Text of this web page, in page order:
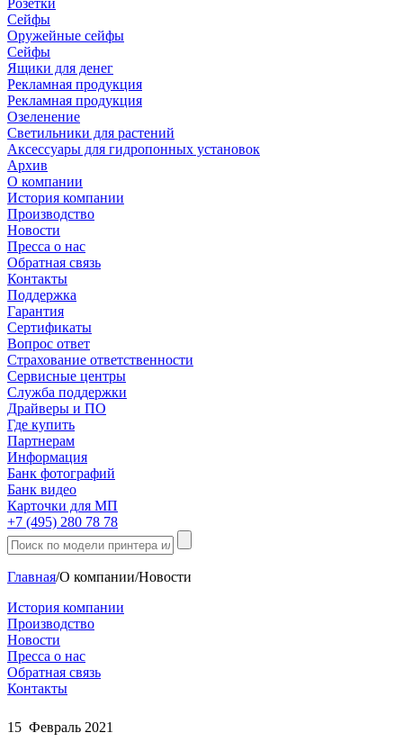
Розетки
Сейфы
Оружейные сейфы
Сейфы
Ящики для денег
Рекламная продукция
Рекламная продукция
Озеленение
Светильники для растений
Аксессуары для гидропонных установок
Архив
О компании
История компании
Производство
Новости
Пресса о нас
Обратная связь
Контакты
Поддержка
Гарантия
Сертификаты
Вопрос ответ
Страхование ответственности
Сервисные центры
Служба поддержки
Драйверы и ПО
Где купить
Партнерам
Информация
Банк фотографий
Банк видео
Карточки для МП
+7 (495) 280 78 78
Главная/О компании/Новости
История компании
Производство
Новости
Пресса о нас
Обратная связь
Контакты
15 Февраль 2021